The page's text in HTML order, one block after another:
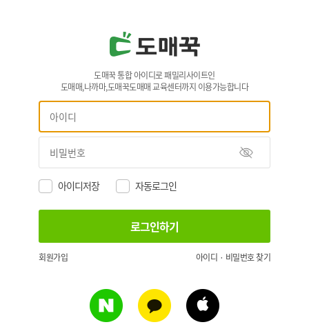
도매꾹 통합 아이디로 패밀리사이트인
도매매,나까마,도매꾹도매매 교육센터까지 이용가능합니다
아이디저장 자동로그인
회원가입 아이디 · 비밀번호 찾기